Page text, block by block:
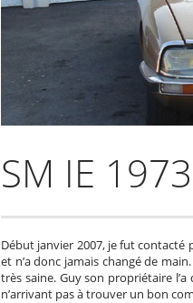
SM IE
Début janvier 2007, je fut contacté
et n’a donc jamais changé de
très saine. Guy son propriétaire
n’arrivant pas à trouver un bon